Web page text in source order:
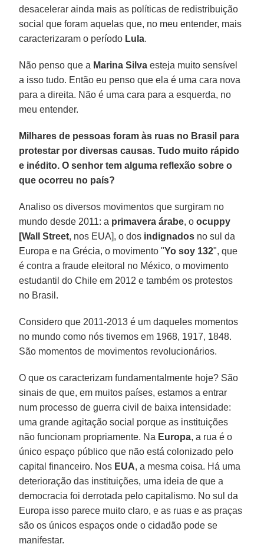
desacelerar ainda mais as políticas de redistribuição
social que foram aquelas que, no meu entender, mais
caracterizaram o período Lula.
Não penso que a Marina Silva esteja muito sensível
a isso tudo. Então eu penso que ela é uma cara nova
para a direita. Não é uma cara para a esquerda, no
meu entender.
Milhares de pessoas foram às ruas no Brasil para
protestar por diversas causas. Tudo muito rápido
e inédito. O senhor tem alguma reflexão sobre o
que ocorreu no país?
Analiso os diversos movimentos que surgiram no
mundo desde 2011: a primavera árabe, oocuppy
[Wall Street, nos EUA], o dos indignados no sul da
Europa e na Grécia, o movimento "Yo soy 132", que
é contra a fraude eleitoral no México, o movimento
estudantil do Chile em 2012 e também os protestos
no Brasil.
Considero que 2011-2013 é um daqueles momentos
no mundo como nós tivemos em 1968, 1917, 1848.
São momentos de movimentos revolucionários.
O que os caracterizam fundamentalmente hoje? São
sinais de que, em muitos países, estamos a entrar
num processo de guerra civil de baixa intensidade:
uma grande agitação social porque as instituições
não funcionam propriamente. Na Europa, a rua é o
único espaço público que não está colonizado pelo
capital financeiro. Nos EUA, a mesma coisa. Há uma
deterioração das instituições, uma ideia de que a
democracia foi derrotada pelo capitalismo. No sul da
Europa isso parece muito claro, e as ruas e as praças
são os únicos espaços onde o cidadão pode se
manifestar.